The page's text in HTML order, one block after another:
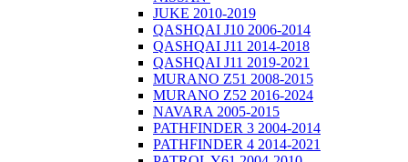
JUKE 2010-2019
QASHQAI J10 2006-2014
QASHQAI J11 2014-2018
QASHQAI J11 2019-2021
MURANO Z51 2008-2015
MURANO Z52 2016-2024
NAVARA 2005-2015
PATHFINDER 3 2004-2014
PATHFINDER 4 2014-2021